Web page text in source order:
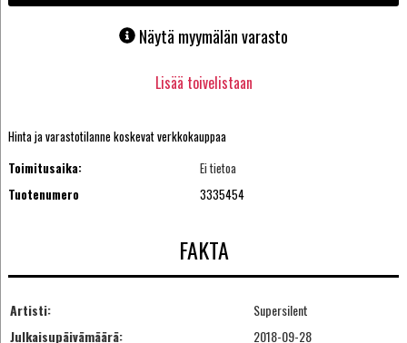
Näytä myymälän varasto
Lisää toivelistaan
Hinta ja varastotilanne koskevat verkkokauppaa
Toimitusaika:
Ei tietoa
Tuotenumero
3335454
FAKTA
Artisti:
Supersilent
Julkaisupäivämäärä:
2018-09-28